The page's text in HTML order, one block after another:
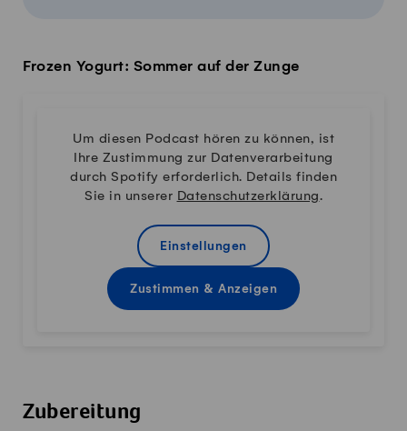
Frozen Yogurt: Sommer auf der Zunge
Um diesen Podcast hören zu können, ist
Ihre Zustimmung zur Datenverarbeitung
durch Spotify erforderlich. Details finden
Sie in unserer Datenschutzerklärung.
Einstellungen
Zustimmen & Anzeigen
Zubereitung